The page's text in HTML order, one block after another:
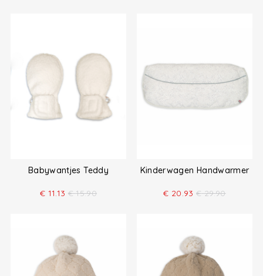
Babywantjes Teddy
€ 11.13 € 15.90
Kinderwagen Handwarmer
€ 20.93 € 29.90